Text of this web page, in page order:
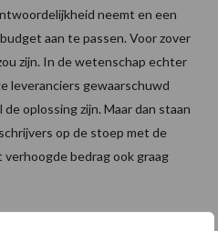
neemt en een
aan te passen. Voor zover
zijn. In de wetenschap echter
leveranciers gewaarschuwd
oplossing zijn. Maar dan staan
op de stoep met de
bedrag ook graag